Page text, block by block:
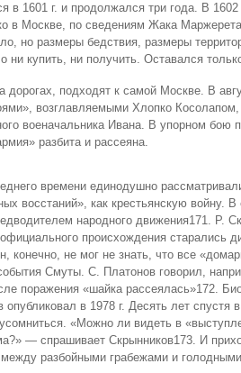
в 1601 г. и продолжался три года. В
в Москве, по сведениям Жака
но размеры бедствия, размеры
купить, ни получить. Оставался
дорогах, подходят к самой Москве. В
возглавляемыми Хлопко
военачальника Ивана. В упорном бою
разбита и рассеяна.
времени единодушно
восстаний», как крестьянскую войну.
народного движения171. Р.
происхождения старались
конечно, не мог не знать, что все
Смуты. С. Платонов говорил,
поражения «шайка рассеялась»172.
опубликовал в 1978 г. Десять лет спустя
«Можно ли видеть в
— спрашивает Скрынников173. И
между разбойными грабежами и